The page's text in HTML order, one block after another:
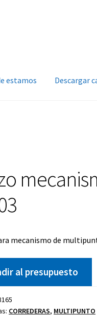
estamos Descargar
mecanismo de
al presupuesto
CORREDERAS, MULTIPUNTO
40-20